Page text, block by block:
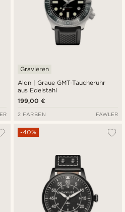
Alon | Graue GMT-Taucheruhr
aus Edelstahl
Gravieren
199,00 €
2 FARBEN FAWLER
-40%